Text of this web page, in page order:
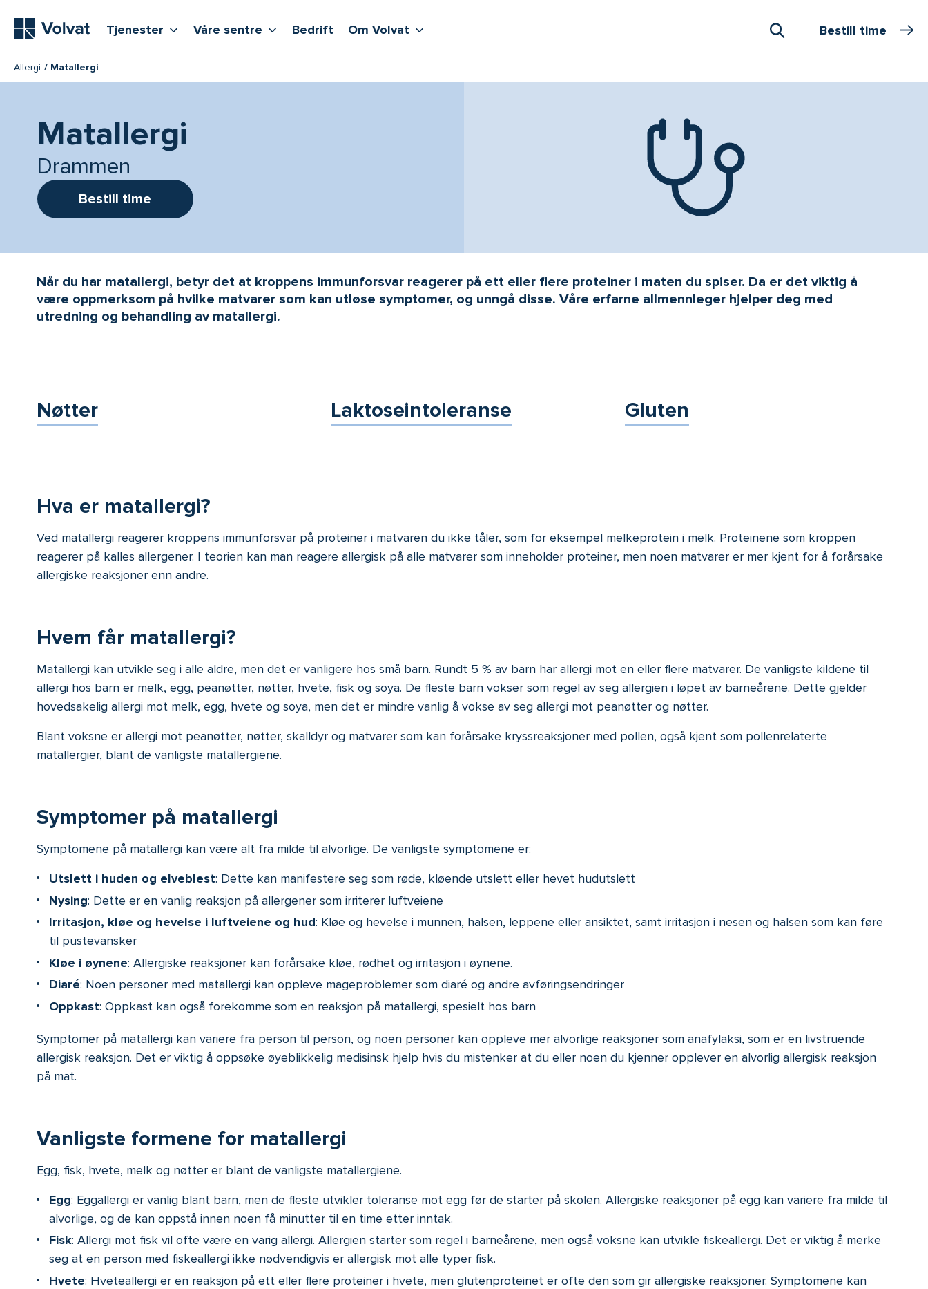
Tjenester Vis flere undernivåerTjenester
Våre sentre Vis flere undernivåerVåre sentre
Bedrift Om Volvat Bestill time
Allergi Matallergi
Matallergi
Drammen
Bestill time
Når du har matallergi, betyr det at kroppens immunforsvar reagerer på ett eller flere proteiner i maten du spiser. Da er det viktig å
være oppmerksom på hvilke matvarer som kan utløse symptomer, og unngå disse. Våre erfarne allmennleger hjelper deg med
utredning og behandling av matallergi.
Nøtter Laktoseintoleranse Gluten
Hva er matallergi?
Ved matallergi reagerer kroppens immunforsvar på proteiner i matvaren du ikke tåler, som for eksempel melkeprotein i melk. Proteinene som kroppen
reagerer på kalles allergener. I teorien kan man reagere allergisk på alle matvarer som inneholder proteiner, men noen matvarer er mer kjent for å forårsake
allergiske reaksjoner enn andre.
Hvem får matallergi?
Matallergi kan utvikle seg i alle aldre, men det er vanligere hos små barn. Rundt 5 % av barn har allergi mot en eller flere matvarer. De vanligste kildene til
allergi hos barn er melk, egg, peanøtter, nøtter, hvete, fisk og soya. De fleste barn vokser som regel av seg allergien i løpet av barneårene. Dette gjelder
hovedsakelig allergi mot melk, egg, hvete og soya, men det er mindre vanlig å vokse av seg allergi mot peanøtter og nøtter.
Blant voksne er allergi mot peanøtter, nøtter, skalldyr og matvarer som kan forårsake kryssreaksjoner med pollen, også kjent som pollenrelaterte
matallergier, blant de vanligste matallergiene.
Symptomer på matallergi
Symptomene på matallergi kan være alt fra milde til alvorlige. De vanligste symptomene er:
Utslett i huden og elveblest: Dette kan manifestere seg som røde, kløende utslett eller hevet hudutslett
Nysing: Dette er en vanlig reaksjon på allergener som irriterer luftveiene
Irritasjon, kløe og hevelse i luftveiene og hud: Kløe og hevelse i munnen, halsen, leppene eller ansiktet, samt irritasjon i nesen og halsen som kan føre
til pustevansker
Kløe i øynene: Allergiske reaksjoner kan forårsake kløe, rødhet og irritasjon i øynene.
Diaré: Noen personer med matallergi kan oppleve mageproblemer som diaré og andre avføringsendringer
Oppkast: Oppkast kan også forekomme som en reaksjon på matallergi, spesielt hos barn
Symptomer på matallergi kan variere fra person til person, og noen personer kan oppleve mer alvorlige reaksjoner som anafylaksi, som er en livstruende
allergisk reaksjon. Det er viktig å oppsøke øyeblikkelig medisinsk hjelp hvis du mistenker at du eller noen du kjenner opplever en alvorlig allergisk reaksjon
på mat.
Vanligste formene for matallergi
Egg, fisk, hvete, melk og nøtter er blant de vanligste matallergiene.
Egg: Eggallergi er vanlig blant barn, men de fleste utvikler toleranse mot egg før de starter på skolen. Allergiske reaksjoner på egg kan variere fra milde til
alvorlige, og de kan oppstå innen noen få minutter til en time etter inntak.
Fisk: Allergi mot fisk vil ofte være en varig allergi. Allergien starter som regel i barneårene, men også voksne kan utvikle fiskeallergi. Det er viktig å merke
seg at en person med fiskeallergi ikke nødvendigvis er allergisk mot alle typer fisk.
Hvete: Hveteallergi er en reaksjon på ett eller flere proteiner i hvete, men glutenproteinet er ofte den som gir allergiske reaksjoner. Symptomene kan